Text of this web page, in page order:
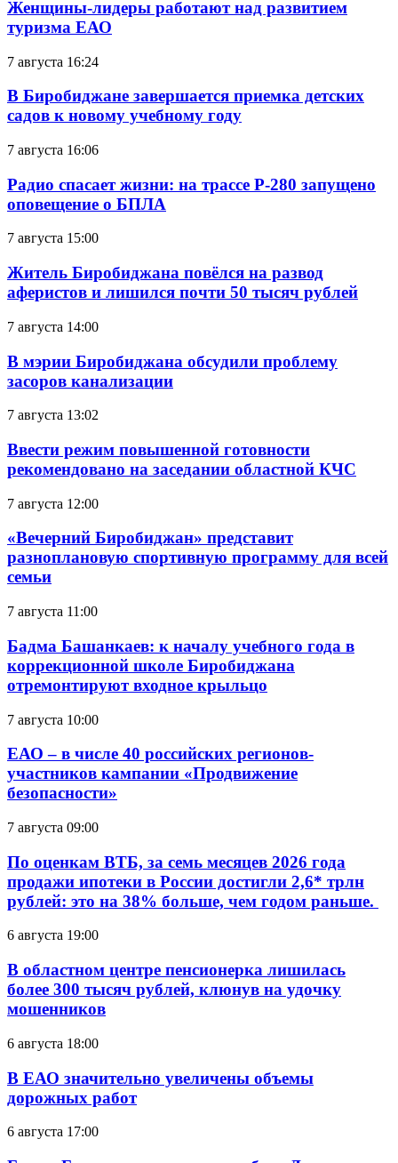
Женщины-лидеры работают над развитием
туризма ЕАО
7 августа 16:24
В Биробиджане завершается приемка детских
садов к новому учебному году
7 августа 16:06
Радио спасает жизни: на трассе Р-280 запущено
оповещение о БПЛА
7 августа 15:00
Житель Биробиджана повёлся на развод
аферистов и лишился почти 50 тысяч рублей
7 августа 14:00
В мэрии Биробиджана обсудили проблему
засоров канализации
7 августа 13:02
Ввести режим повышенной готовности
рекомендовано на заседании областной КЧС
7 августа 12:00
«Вечерний Биробиджан» представит
разноплановую спортивную программу для всей
семьи
7 августа 11:00
Бадма Башанкаев: к началу учебного года в
коррекционной школе Биробиджана
отремонтируют входное крыльцо
7 августа 10:00
ЕАО – в числе 40 российских регионов-
участников кампании «Продвижение
безопасности»
7 августа 09:00
По оценкам ВТБ, за семь месяцев 2026 года
продажи ипотеки в России достигли 2,6* трлн
рублей: это на 38% больше, чем годом раньше.
6 августа 19:00
В областном центре пенсионерка лишилась
более 300 тысяч рублей, клюнув на удочку
мошенников
6 августа 18:00
В ЕАО значительно увеличены объемы
дорожных работ
6 августа 17:00